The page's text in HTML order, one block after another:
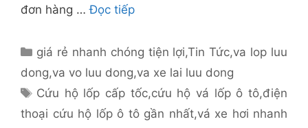
đơn hàng …Đọc tiếp
Danh
giá rẻ nhanh chóng tiện lợi,Tin Tức,va lop luu
dong,va vo luu dong,va xe lai luu dong
Thẻ
Cứu hộ lốp cấp tốc,cứu hộ vá lốp ô tô,điện
thoại cứu hộ lốp ô tô gần nhất,vá xe hơi nhanh